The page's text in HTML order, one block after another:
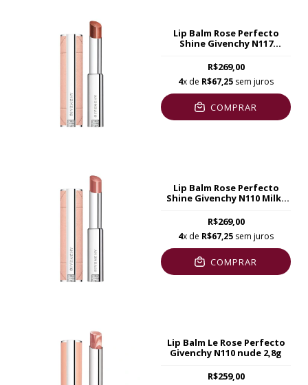
Lip Balm Rose Perfecto
Shine Givenchy N117
R$269,00
4x de R$67,25 sem juros
COMPRAR
Lip Balm Rose Perfecto
Shine Givenchy N110 Milky
R$269,00
4x de R$67,25 sem juros
COMPRAR
Lip Balm Le Rose Perfecto
Givenchy N110 nude 2,8g
R$259,00